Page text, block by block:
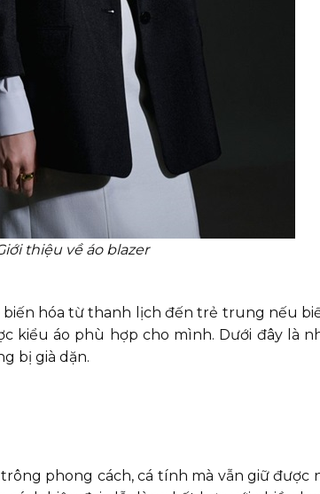
thiệu về áo blazer
hóa từ thanh lịch đến trẻ trung nếu
kiểu áo phù hợp cho mình. Dưới đây là
bị già dặn.
phong cách, cá tính mà vẫn giữ